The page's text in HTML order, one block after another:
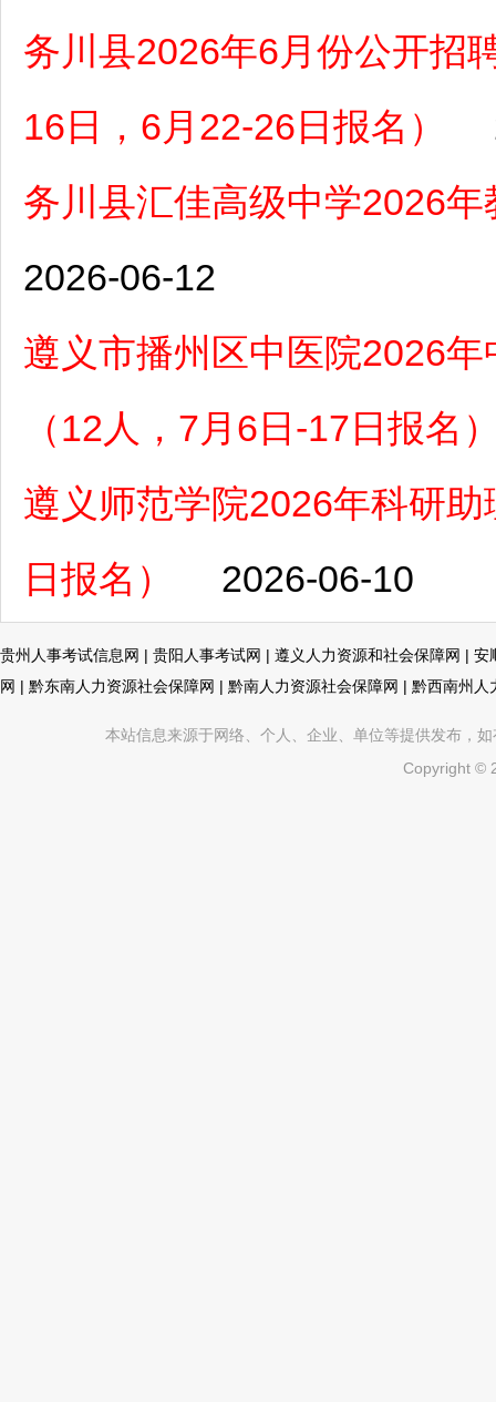
务川县2026年6月份公开招
16日，6月22-26日报名）
务川县汇佳高级中学2026
2026-06-12
遵义市播州区中医院2026
（12人，7月6日-17日报名
遵义师范学院2026年科研
日报名）
2026-06-10
贵州人事考试信息网 | 贵阳人事考试网 | 遵义人力资源和社会保障网 | 安
网 | 黔东南人力资源社会保障网 | 黔南人力资源社会保障网 | 黔西南州人
本站信息来源于网络、个人、企业、单位等提供发布，
Copyright ©